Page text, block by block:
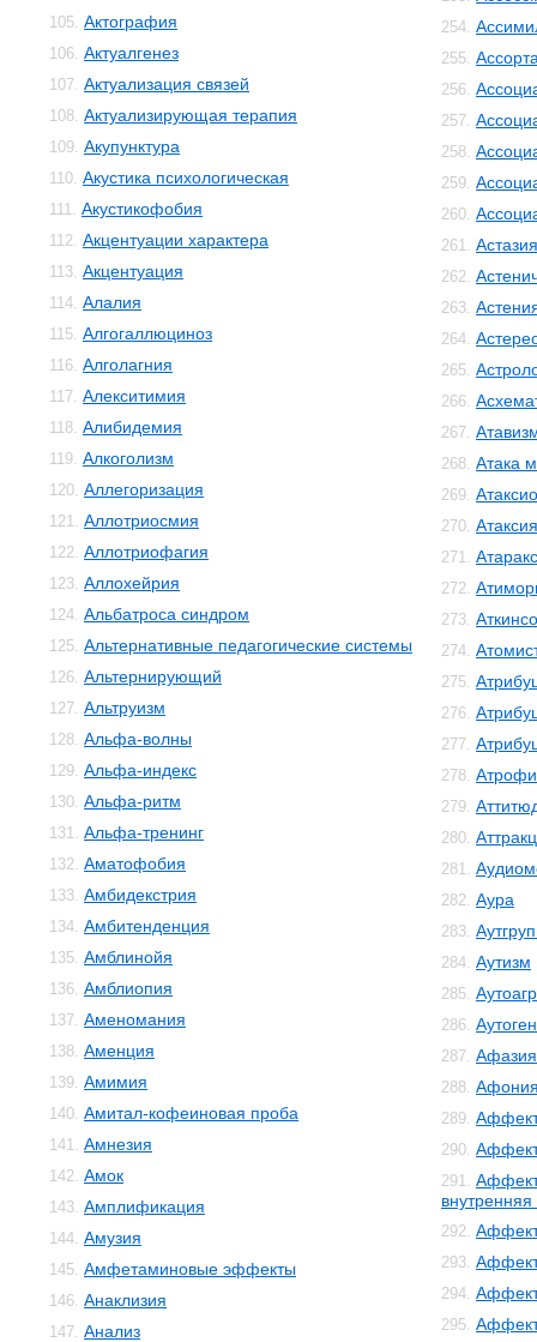
105. Актография
106. Актуалгенез
107. Актуализация связей
108. Актуализирующая терапия
109. Акупунктура
110. Акустика психологическая
111. Акустикофобия
112. Акцентуации характера
113. Акцентуация
114. Алалия
115. Алгогаллюциноз
116. Алголагния
117. Алекситимия
118. Алибидемия
119. Алкоголизм
120. Аллегоризация
121. Аллотриосмия
122. Аллотриофагия
123. Аллохейрия
124. Альбатроса синдром
125. Альтернативные педагогические системы
126. Альтернирующий
127. Альтруизм
128. Альфа-волны
129. Альфа-индекс
130. Альфа-ритм
131. Альфа-тренинг
132. Аматофобия
133. Амбидекстрия
134. Амбитенденция
135. Амблинойя
136. Амблиопия
137. Аменомания
138. Аменция
139. Амимия
140. Амитал-кофеиновая проба
141. Амнезия
142. Амок
143. Амплификация
144. Амузия
145. Амфетаминовые эффекты
146. Анаклизия
147. Анализ
254.
255.
256.
257.
258.
259.
260.
261. Астазия
262.
263.
264.
265.
266.
267.
268. Атака
269.
270. Атаксия
271.
272.
273.
274.
275.
276.
277.
278.
279.
280.
281.
282. Аура
283.
284. Аутизм
285.
286.
287. Афазия
288.
289. Аффект
290.
291.
292.
293.
294.
295.